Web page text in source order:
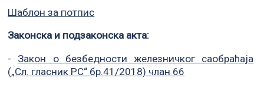
Шаблон за потпис
Законска и подзаконска акта:
- Закон о безбедности железничког саобраћаја
(„Сл. гласник РС“ бр.41/2018) члан 66